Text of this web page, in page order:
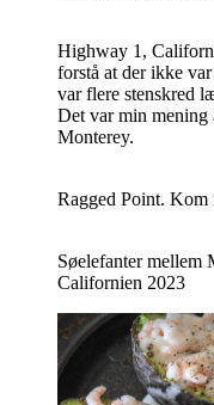
Highway 1,
forstå at der ikke
var flere stenskred
Det var min mening
Monterey.
Ragged Point.
Søelefanter mellem
Californien 2023